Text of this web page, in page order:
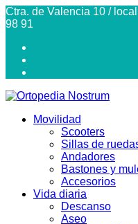
Ctra. de Valencia 10 /
98 91
Movilidad
Scooters
Sillas de
Andadores
Bastones y
Accesorios
Vida diaria
Descanso
Aseo